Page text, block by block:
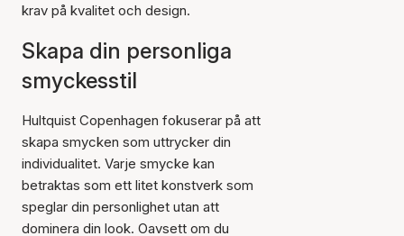
krav på kvalitet och design.
Skapa din personliga
smyckesstil
Hultquist Copenhagen fokuserar på att
skapa smycken som uttrycker din
individualitet. Varje smycke kan
betraktas som ett litet konstverk som
speglar din personlighet utan att
dominera din look. Oavsett om du